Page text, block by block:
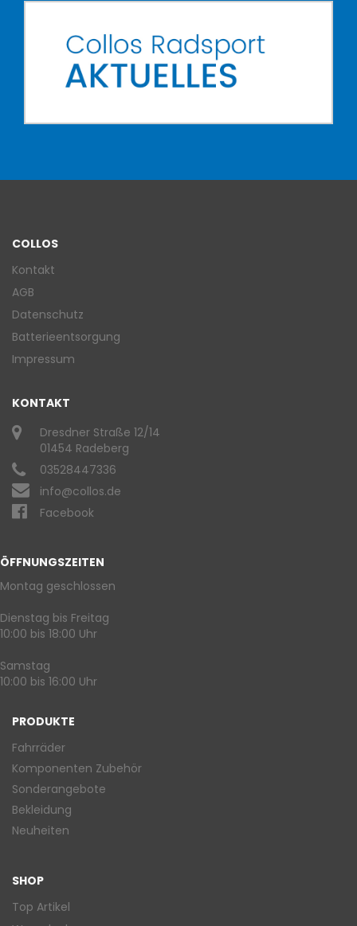
COLLOS
Kontakt
AGB
Datenschutz
Batterieentsorgung
Impressum
KONTAKT
Dresdner Straße 12/14
01454 Radeberg
03528447336
info@collos.de
Facebook
ÖFFNUNGSZEITEN
Montag geschlossen
Dienstag bis Freitag
10:00 bis 18:00 Uhr
Samstag
10:00 bis 16:00 Uhr
PRODUKTE
Fahrräder
Komponenten Zubehör
Sonderangebote
Bekleidung
Neuheiten
SHOP
Top Artikel